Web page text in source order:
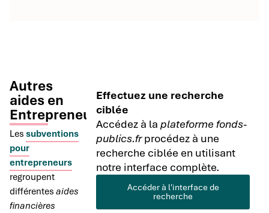
Autres
aides en
Entrepreneuriat
Les subventions
pour
entrepreneurs
regroupent
différentes aides
financières
Effectuez une recherche
ciblée
Accédez à laplateforme fonds-
publics.frprocédez à une
recherche ciblée en utilisant
notre interface complète.
Accéder à l'interface de
recherche